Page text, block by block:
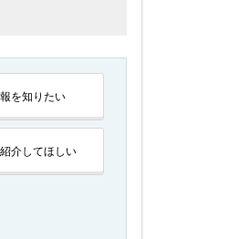
を知りたい
介してほしい